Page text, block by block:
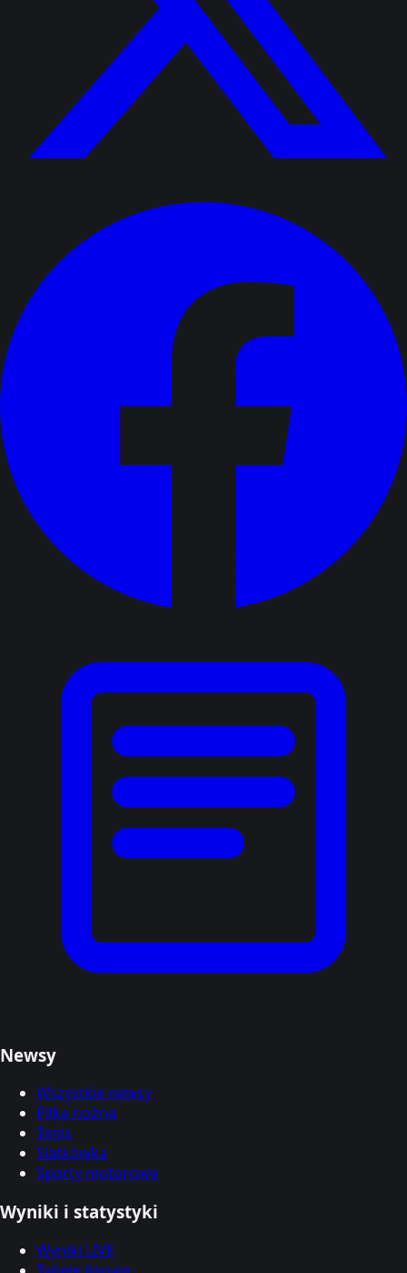
Newsy
Wszystkie newsy
Piłka nożna
Tenis
Siatkówka
Sporty motorowe
Wyniki i statystyki
Wyniki LIVE